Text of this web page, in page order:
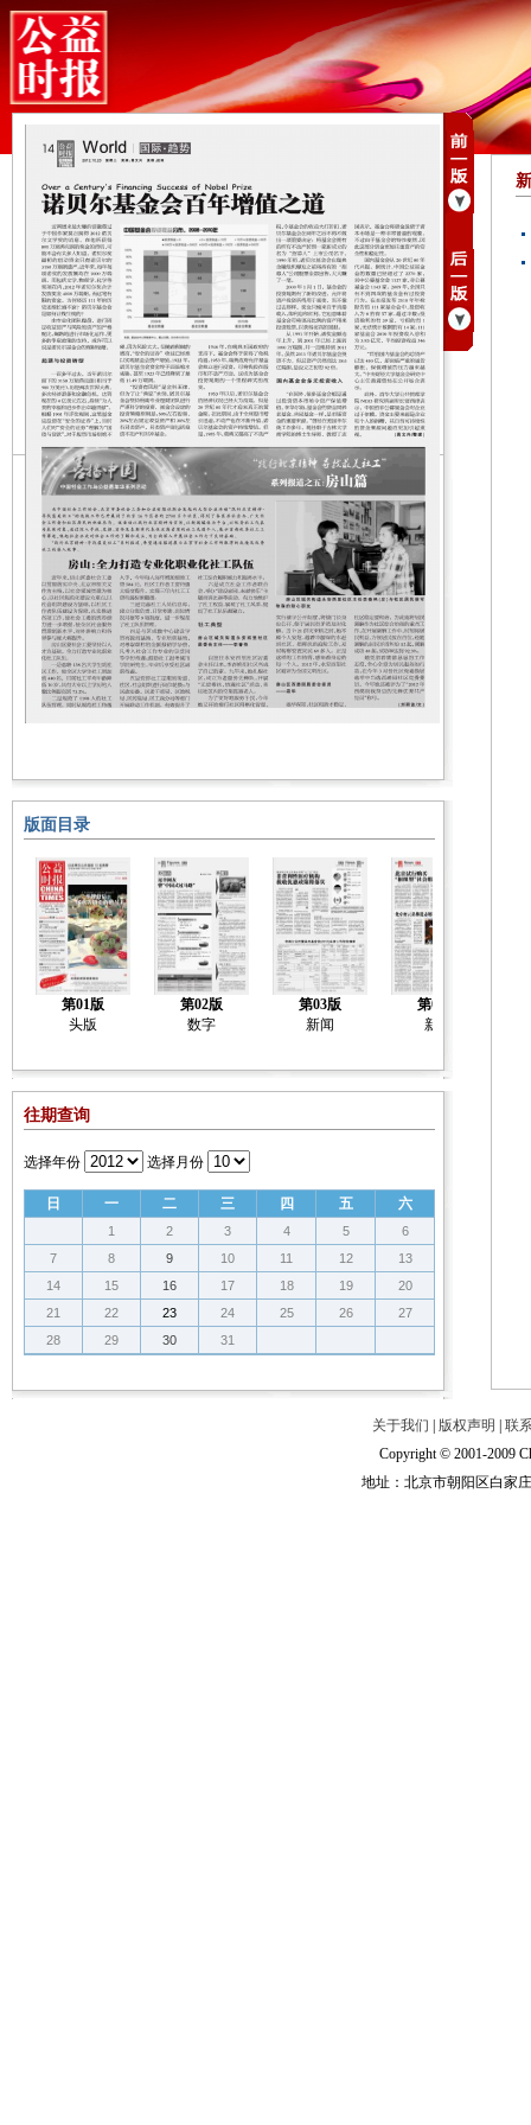
版面目录
第01版
头版
第02版
数字
第03版
新闻
第04版
新闻
往期查询
选择年份 选择月份
日 一 二 三 四 五 六
1 2 3 4 5
6
7
8 9 10 11 12
13
14
15 16 17 18 19
20
21
22 23 24 25 26
27
28
29 30 31
关于我们 版权声明
联
Copyright © 2001-2009
地址：北京市朝阳区白家